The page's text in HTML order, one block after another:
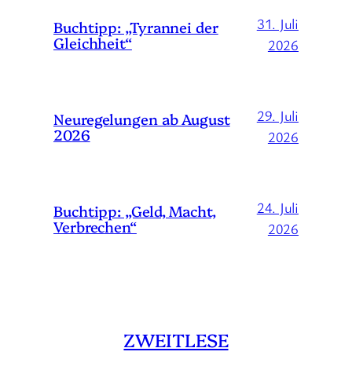
Buchtipp: „Tyrannei der
Gleichheit“
31. Juli
2026
Neuregelungen ab August
2026
29. Juli
2026
Buchtipp: „Geld, Macht,
Verbrechen“
24. Juli
2026
ZWEITLESE